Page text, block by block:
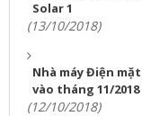
Solar 1
(13/10/2018)
Nhà máy Điện
vào tháng 11/2018
(12/10/2018)